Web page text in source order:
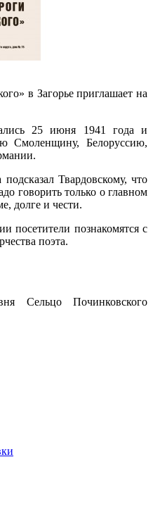
в Загорье приглашает на
25 июня 1941 года и
Смоленщину, Белоруссию,
Твардовскому, что
говорить только о главном
долге и чести.
посетители познакомятся с
поэта.
Сельцо Починковского